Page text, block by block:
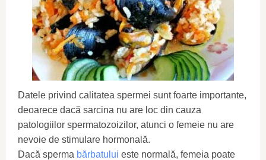
Datele privind calitatea spermei sunt foarte importante,
deoarece dacă sarcina nu are loc din cauza
patologiilor spermatozoizilor, atunci o femeie nu are
nevoie de stimulare hormonală.
Dacă sperma bărbatului este normală, femeia poate